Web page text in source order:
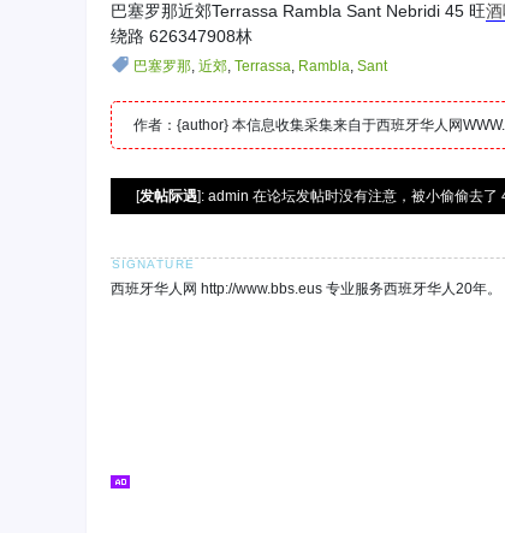
巴塞罗那近郊Terrassa Rambla Sant Nebridi 45 旺
绕路 626347908林
巴塞罗那, 近郊, Terrassa, Rambla, Sant
作者：{author} 本信息收集采集来自于西班牙华人网
[发帖际遇]: admin 在论坛发帖时没有注意，被小偷偷去了
西班牙华人网 http://www.bbs.eus 专业服务西班牙华人20年。